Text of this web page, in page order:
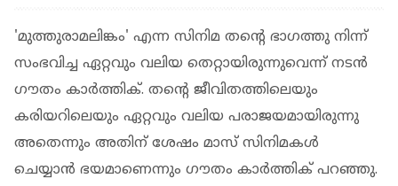
'മുത്തുരാമലിങ്കം' എന്ന സിനിമ തന്റെ ഭാ​ഗത്തു നിന്ന്
സംഭവിച്ച ഏറ്റവും വലിയ തെറ്റായിരുന്നുവെന്ന് നടൻ ​
ഗൗതം കാർത്തിക്. തന്റെ ജീവിതത്തിലെയും
കരിയറിലെയും ഏറ്റവും വലിയ പരാജയമായിരുന്നു
അതെന്നും അതിന് ശേഷം മാസ് സിനിമകൾ
ചെയ്യാൻ ഭയമാണെന്നും ഗൗതം കാർത്തിക് പറഞ്ഞു.